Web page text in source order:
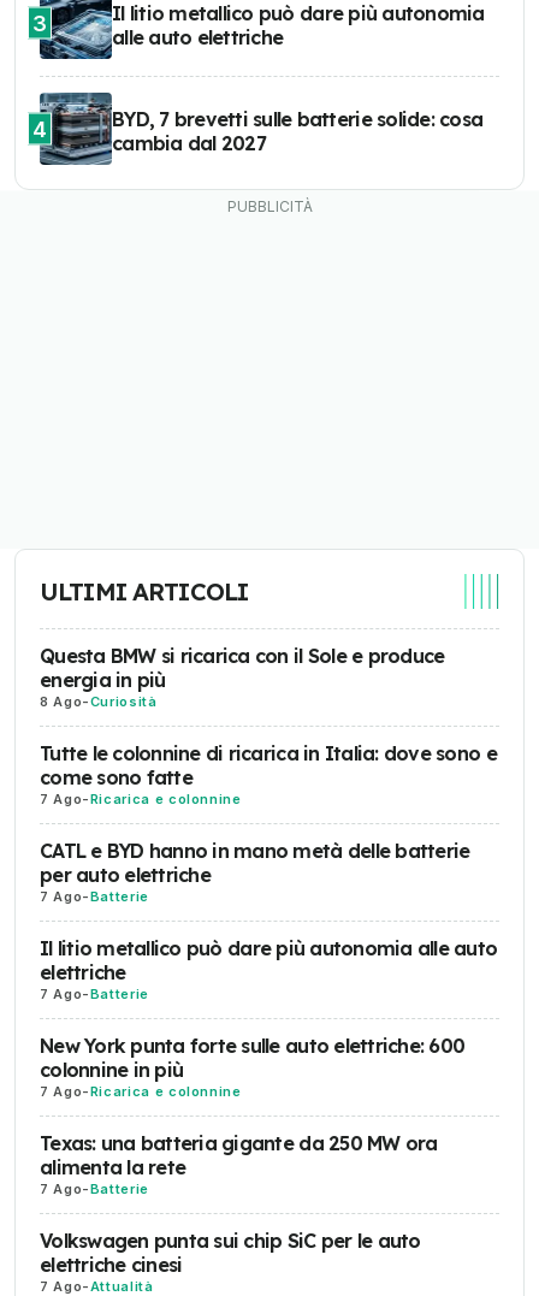
3
Il litio metallico può dare più autonomia
alle auto elettriche
4
BYD, 7 brevetti sulle batterie solide: cosa
cambia dal 2027
ULTIMI ARTICOLI
Questa BMW si ricarica con il Sole e produce
energia in più
8 Ago-Curiosità
Tutte le colonnine di ricarica in Italia: dove sono e
come sono fatte
7 Ago-Ricarica e colonnine
CATL e BYD hanno in mano metà delle batterie
per auto elettriche
7 Ago-Batterie
Il litio metallico può dare più autonomia alle auto
elettriche
7 Ago-Batterie
New York punta forte sulle auto elettriche: 600
colonnine in più
7 Ago-Ricarica e colonnine
Texas: una batteria gigante da 250 MW ora
alimenta la rete
7 Ago-Batterie
Volkswagen punta sui chip SiC per le auto
elettriche cinesi
7 Ago-Attualità